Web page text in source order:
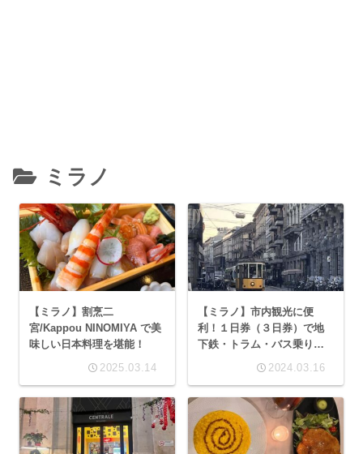
ミラノ
【ミラノ】割烹二
宮/Kappou NINOMIYA で美
味しい日本料理を堪能！
2025.03.14
【ミラノ】市内観光に便
利！１日券（３日券）で地
下鉄・トラム・バス乗り放
2024.03.16